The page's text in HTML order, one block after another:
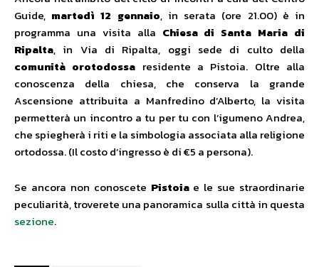
Guide, martedì 12 gennaio, in serata (ore 21.00) è in
programma una visita alla Chiesa di Santa Maria di
Ripalta, in Via di Ripalta, oggi sede di culto della
comunità orotodossa residente a Pistoia. Oltre alla
conoscenza della chiesa, che conserva la grande
Ascensione attribuita a Manfredino d’Alberto, la visita
permetterà un incontro a tu per tu con l’igumeno Andrea,
che spiegherà i riti e la simbologia associata alla religione
ortodossa. (Il costo d’ingresso è di €5 a persona).
Se ancora non conoscete Pistoiae le sue straordinarie
peculiarità, troverete una panoramica sulla città in questa
sezione.